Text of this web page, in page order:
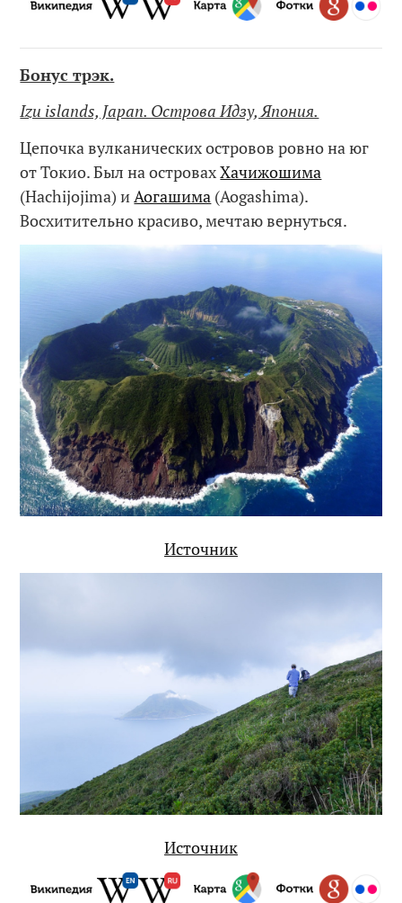
Бонус трэк.
Izu islands, Japan. Острова Идзу, Япония.
Цепочка вулканических островов ровно на юг
от Токио. Был на островахХачижошима
(Hachijojima) и Аогашима (Aogashima).
Восхитительно красиво, мечтаю вернуться.
Источник
Источник